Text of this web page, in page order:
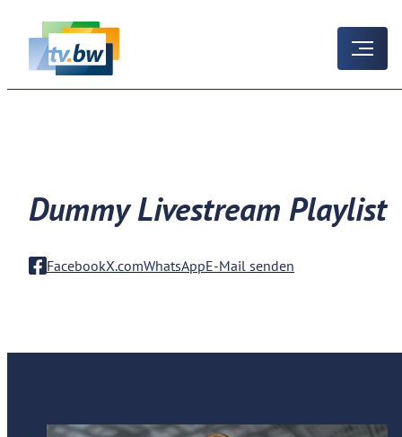
Dummy Livestream Playlist
FacebookX.comWhatsAppE-Mail senden